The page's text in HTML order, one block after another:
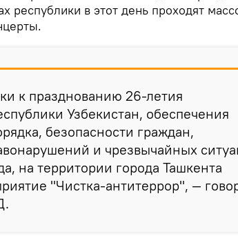
республики в этот день проходят
к празднованию 26-летия
Узбекистан, обеспечения
безопасности граждан,
и чрезвычайных
на территории города Ташкента
"Чистка-антитеррор", —